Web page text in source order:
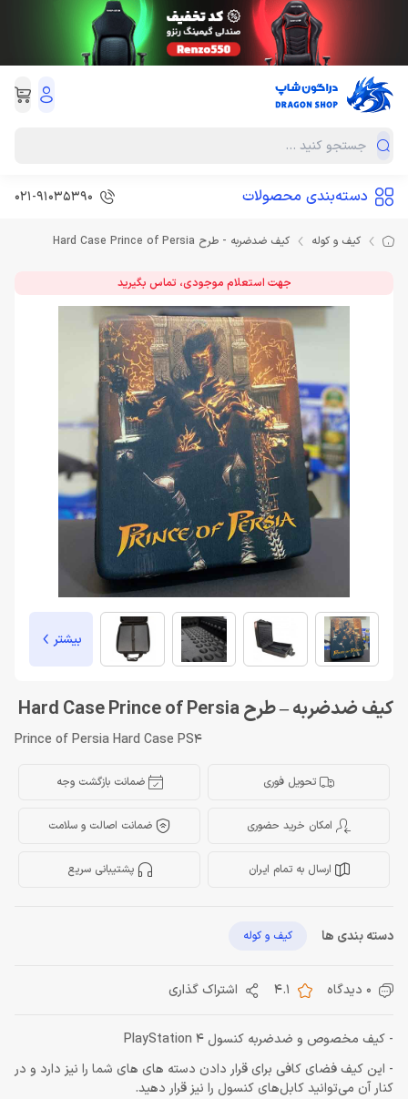
دسته‌بندی محصولات 021-91035390
کیف و کوله کیف ضدضربه - طرح Hard Case Prince of Persia
جهت استعلام موجودی، تماس بگیرید
بیشتر
کیف ضدضربه – طرح Hard Case Prince of Persia
Prince of Persia Hard Case PS4
تحویل فوری ضمانت بازگشت وجه
امکان خرید حضوری ضمانت اصالت و سلامت
ارسال به تمام ایران پشتیبانی سریع
دسته بندی ها کیف و کوله
0 دیدگاه 4.1 اشتراک گذاری
- کیف مخصوص و ضدضربه کنسول PlayStation 4
- این کیف فضای کافی برای قرار دادن دسته های های شما را نیز دارد و در
کنار آن می‌توانید کابل‌های کنسول را نیز قرار دهید.